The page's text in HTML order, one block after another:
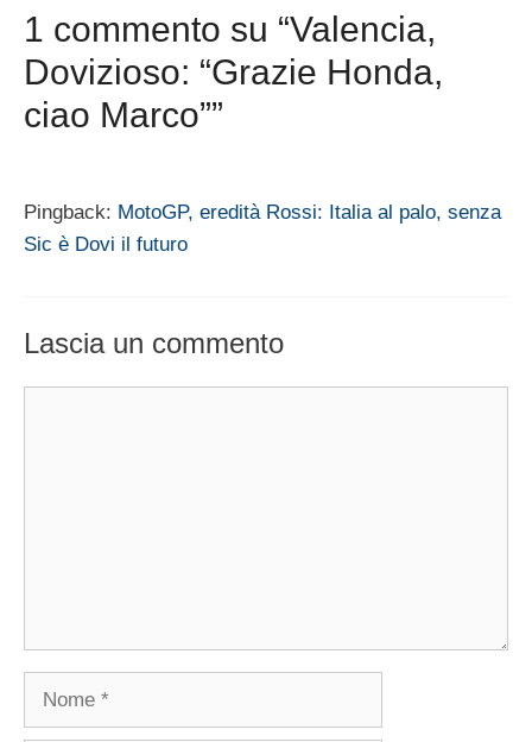
1 commento su “Valencia,
Dovizioso: “Grazie Honda,
ciao Marco””
Pingback: MotoGP, eredità Rossi: Italia al palo, senza
Sic è Dovi il futuro
Lascia un commento
Nome